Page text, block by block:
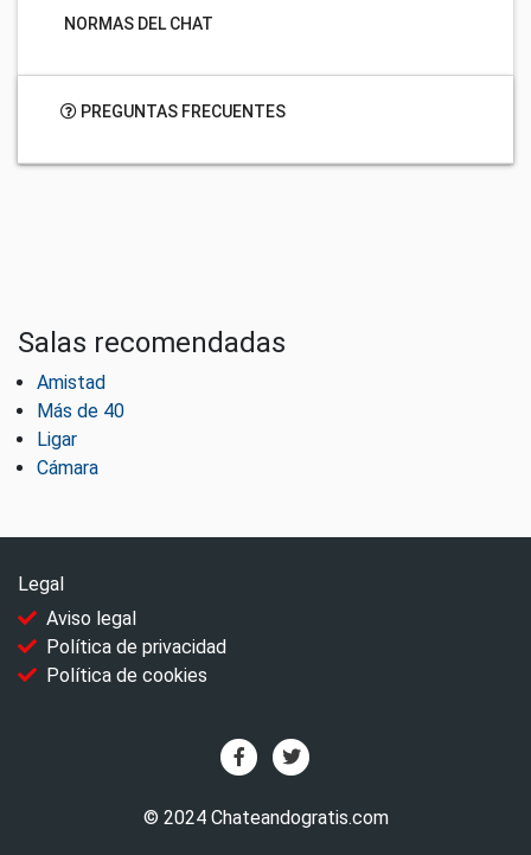
NORMAS DEL CHAT
PREGUNTAS FRECUENTES
Salas recomendadas
Amistad
Más de 40
Ligar
Cámara
Legal
Aviso legal
Política de privacidad
Política de cookies
© 2024 Chateandogratis.com